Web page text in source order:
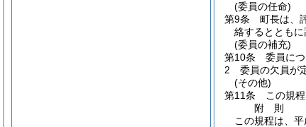
(委員の任命)
第9条
町長は、
絡するとともに
(委員の補充)
第10条
委員に
2
委員の欠員が
(その他)
第11条
この規
附 則
この規程は、